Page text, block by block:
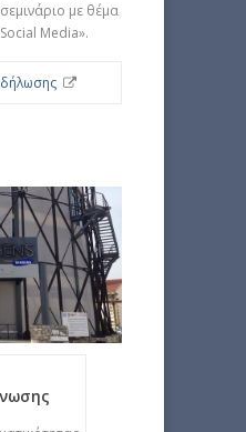
με θέμα
Media».